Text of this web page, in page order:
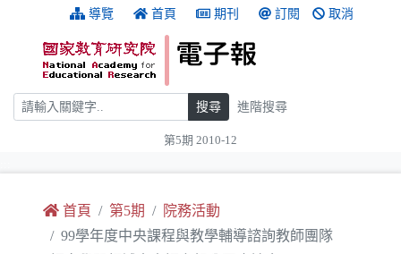
跳到主要內容 導覽 首頁 期刊 訂閱 取消
搜尋 搜尋 進階搜尋
第5期 2010-12
首頁 第5期
院務活動
99學年度中央課程與教學輔導諮詢教師團隊